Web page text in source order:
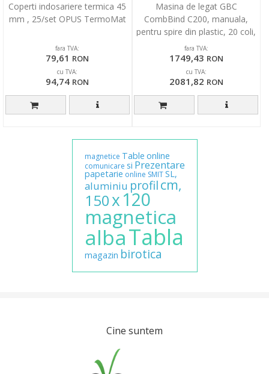
Coperti indosariere termica 45
mm , 25/set OPUS TermoMat
fara TVA:
79,61 RON
cu TVA:
94,74 RON
Masina de legat GBC
CombBind C200, manuala,
pentru spire din plastic, 20 coli,
negru
fara TVA:
1749,43 RON
cu TVA:
2081,82 RON
magnetice Table online
comunicare si Prezentare
papetarie online SMIT SL,
aluminiu profilcm,
150x120
magnetica
albaTabla
magazin birotica
Cine suntem